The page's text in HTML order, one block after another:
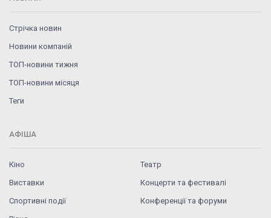
Стрічка новин
Новини компаній
ТОП-новини тижня
ТОП-новини місяця
Теги
АФІША
Кіно
Театр
Виставки
Концерти та фестивалі
Спортивні події
Конференції та форуми